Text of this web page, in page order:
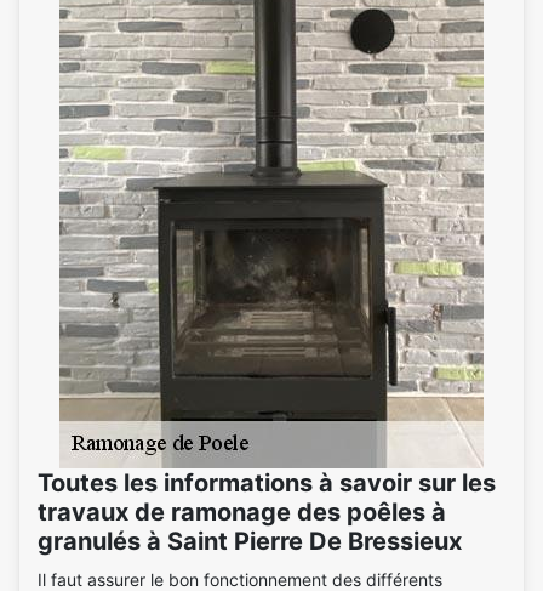
Toutes les informations à savoir sur les
travaux de ramonage des poêles à
granulés à Saint Pierre De Bressieux
Il faut assurer le bon fonctionnement des différents